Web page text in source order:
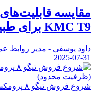
KMC T9 برای طبیعت‌گردی و کویرنوردی
داود یوسفی - مدیر روابط
2025-07-31